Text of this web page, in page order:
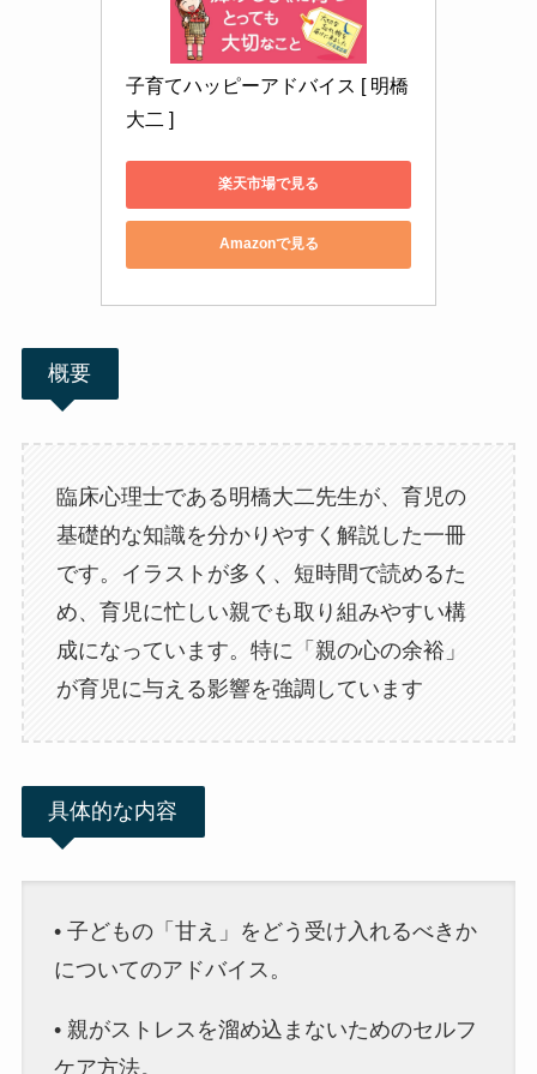
子育てハッピーアドバイス [ 明橋
大二 ]
楽天市場で見る
Amazonで見る
概要
臨床心理士である明橋大二先生が、育児の
基礎的な知識を分かりやすく解説した一冊
です。イラストが多く、短時間で読めるた
め、育児に忙しい親でも取り組みやすい構
成になっています。特に「親の心の余裕」
が育児に与える影響を強調しています
具体的な内容
• 子どもの「甘え」をどう受け入れるべきか
についてのアドバイス。
• 親がストレスを溜め込まないためのセルフ
ケア方法。